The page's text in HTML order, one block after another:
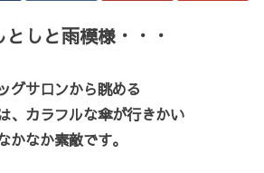
としと雨模様・・・
グサロンから眺める
、カラフルな傘が行きかい
かなか素敵です。